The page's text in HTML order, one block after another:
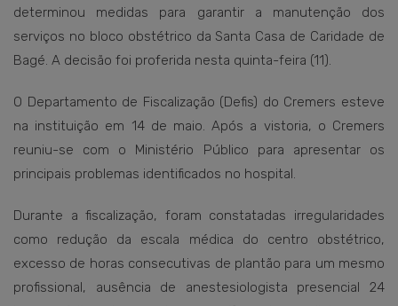
determinou medidas para garantir a manutenção dos
serviços no bloco obstétrico da Santa Casa de Caridade de
Bagé. A decisão foi proferida nesta quinta-feira (11).
O Departamento de Fiscalização (Defis) do Cremers esteve
na instituição em 14 de maio. Após a vistoria, o Cremers
reuniu-se com o Ministério Público para apresentar os
principais problemas identificados no hospital.
Durante a fiscalização, foram constatadas irregularidades
como redução da escala médica do centro obstétrico,
excesso de horas consecutivas de plantão para um mesmo
profissional, ausência de anestesiologista presencial 24